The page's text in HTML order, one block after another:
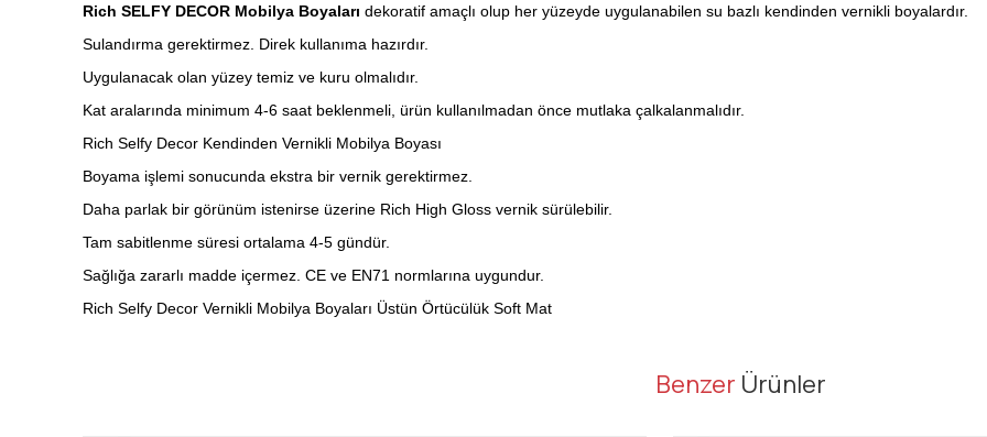
Rich SELFY DECOR Mobilya Boyaları dekoratif amaçlı olup her yüzeyde uygulanabilen su bazlı kendinden vernikli boyalardır.
Sulandırma gerektirmez. Direk kullanıma hazırdır.
Uygulanacak olan yüzey temiz ve kuru olmalıdır.
Kat aralarında minimum 4-6 saat beklenmeli, ürün kullanılmadan önce mutlaka çalkalanmalıdır.
Rich Selfy Decor Kendinden Vernikli Mobilya Boyası
Boyama işlemi sonucunda ekstra bir vernik gerektirmez.
Daha parlak bir görünüm istenirse üzerine Rich High Gloss vernik sürülebilir.
Tam sabitlenme süresi ortalama 4-5 gündür.
Sağlığa zararlı madde içermez. CE ve EN71 normlarına uygundur.
Rich Selfy Decor Vernikli Mobilya Boyaları Üstün Örtücülük Soft Mat
Bu ürünün fiyat bilgisi, resim, ürün açıklamalarında ve diğer konularda yetersiz gördüğünüz noktaları öneri formunu kullanarak
Benzer Ürünler